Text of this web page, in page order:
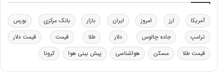
د
خ
و
د
ر
و
آمریکا ارز امروز ایران بازار بانک مرکزی
بورس
ترامپ
جاده چالوس دلار طلا قیمت
قیمت دلار
قیمت طلا
مسکن هواشناسی پیش بینی هوا کرونا